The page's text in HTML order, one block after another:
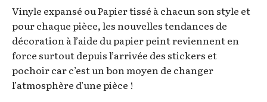
Vinyle expansé ou Papier tissé à chacun son style et
pour chaque pièce, les nouvelles tendances de
décoration à l’aide du papier peint reviennent en
force surtout depuis l’arrivée des stickers et
pochoir car c’est un bon moyen de changer
l’atmosphère d’une pièce !